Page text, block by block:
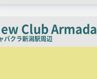
Club Armada
バクラ新潟駅周辺